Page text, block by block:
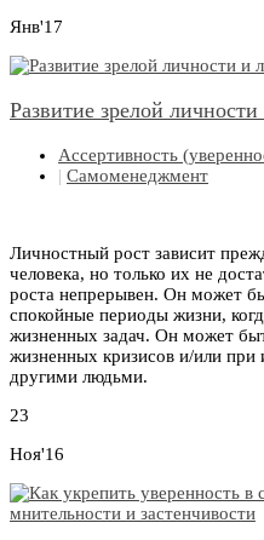
Янв'17
Развитие зрелой
Ассертивность
| Самоменеджмент
Личностный рост зависит
человека, но только их не
роста непрерывен. Он может
спокойные периоды жизни,
жизненных задач. Он может
жизненных кризисов и/или при
другими людьми.
23
Ноя'16